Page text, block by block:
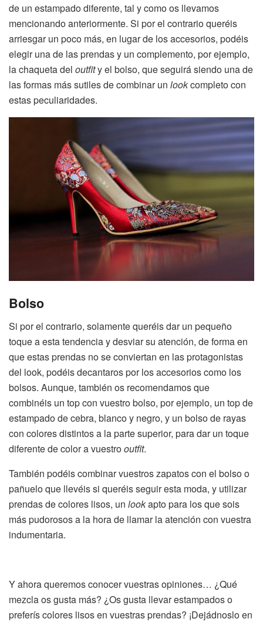
de un estampado diferente, tal y como os llevamos
mencionando anteriormente. Si por el contrario queréis
arriesgar un poco más, en lugar de los accesorios, podéis
elegir una de las prendas y un complemento, por ejemplo,
la chaqueta del outfity el bolso, que seguirá siendo una de
las formas más sutiles de combinar un lookcompleto con
estas peculiaridades.
Bolso
Si por el contrario, solamente queréis dar un pequeño
toque a esta tendencia y desviar su atención, de forma en
que estas prendas no se conviertan en las protagonistas
del look, podéis decantaros por los accesorios como los
bolsos. Aunque, también os recomendamos que
combinéis un top con vuestro bolso, por ejemplo, un top de
estampado de cebra, blanco y negro, y un bolso de rayas
con colores distintos a la parte superior, para dar un toque
diferente de color a vuestrooutfit.
También podéis combinar vuestros zapatos con el bolso o
pañuelo que llevéis si queréis seguir esta moda, y utilizar
prendas de colores lisos, un lookapto para los que sois
más pudorosos a la hora de llamar la atención con vuestra
indumentaria.
Y ahora queremos conocer vuestras opiniones… ¿Qué
mezcla os gusta más? ¿Os gusta llevar estampados o
preferís colores lisos en vuestras prendas? ¡Dejádnoslo en